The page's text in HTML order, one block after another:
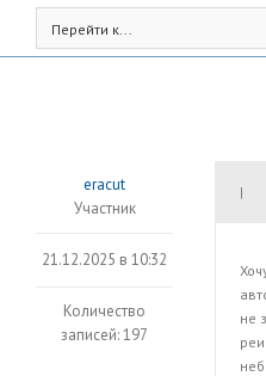
Перейти к...
eracut
Участник
21.12.2025 в 10:32
Количество
записей: 197
|
не